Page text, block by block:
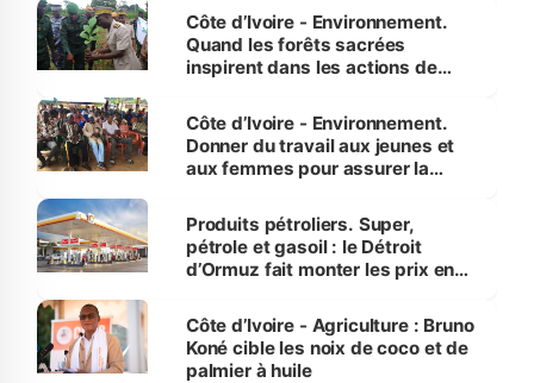
Côte d’Ivoire - Environnement.
Quand les forêts sacrées
inspirent dans les actions de
Côte d’Ivoire - Environnement.
Donner du travail aux jeunes et
aux femmes pour assurer la
menacées
Produits pétroliers. Super,
pétrole et gasoil : le Détroit
d’Ormuz fait monter les prix en
Côte d’Ivoire - Agriculture : Bruno
Koné cible les noix de coco et de
palmier à huile